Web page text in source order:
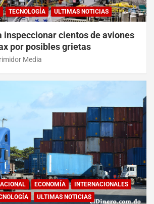
TECNOLOGÍA ULTIMAS NOTICIAS
inspeccionar cientos de aviones
por posibles grietas
Media
ECONOMÍA
INTERNACIONALES
ULTIMAS NOTICIAS